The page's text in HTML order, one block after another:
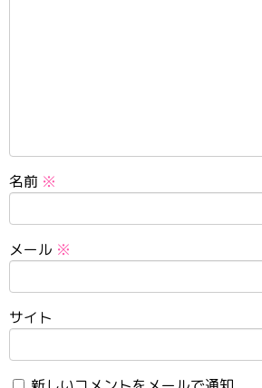
名前 ※
メール ※
サイト